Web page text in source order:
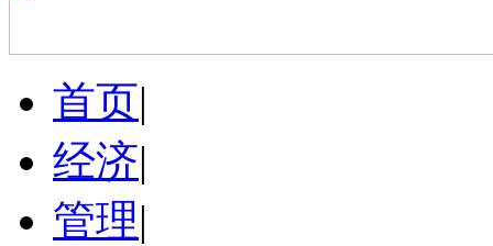
首页|
经济|
管理|